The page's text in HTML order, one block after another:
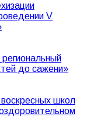
V
до сажени»
школ